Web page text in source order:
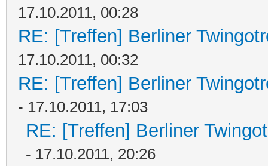
17.10.2011, 00:28
RE: [Treffen] Berliner
17.10.2011, 00:32
RE: [Treffen] Berliner
- 17.10.2011, 17:03
RE: [Treffen] Berliner
- 17.10.2011, 20:26